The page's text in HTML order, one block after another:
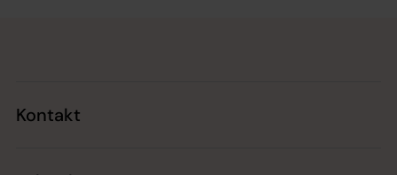
Kontakt